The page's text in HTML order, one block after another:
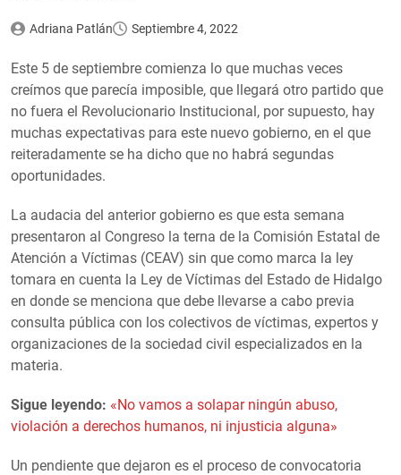
Adriana Patlán Septiembre 4, 2022
Este 5 de septiembre comienza lo que muchas veces
creímos que parecía imposible, que llegará otro partido que
no fuera el Revolucionario Institucional, por supuesto, hay
muchas expectativas para este nuevo gobierno, en el que
reiteradamente se ha dicho que no habrá segundas
oportunidades.
La audacia del anterior gobierno es que esta semana
presentaron al Congreso la terna de la Comisión Estatal de
Atención a Víctimas (CEAV) sin que como marca la ley
tomara en cuenta la Ley de Víctimas del Estado de Hidalgo
en donde se menciona que debe llevarse a cabo previa
consulta pública con los colectivos de víctimas, expertos y
organizaciones de la sociedad civil especializados en la
materia.
Sigue leyendo: «No vamos a solapar ningún abuso,
violación a derechos humanos, ni injusticia alguna»
Un pendiente que dejaron es el proceso de convocatoria